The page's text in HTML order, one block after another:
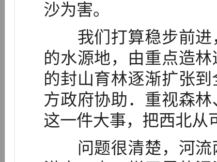
沙为害。
我们打算稳步前进
的水源地，由重点造
的封山育林逐渐扩张
方政府协助．重视森
这一件大事，把西北从
问题很清楚，河流